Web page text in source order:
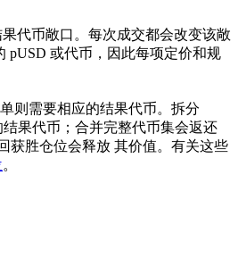
代币敞口。每次成交都会改变该敞
pUSD 或代币，因此每项定价和规
则需要相应的结果代币。拆分
果代币；合并完整代币集会返还
获胜仓位会释放 其价值。有关这些
。